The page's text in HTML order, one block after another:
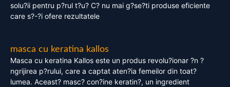
solu?ii pentru p?rul t?u? C? nu mai g?se?ti produse eficiente
care s?-?i ofere rezultatele
masca cu keratina kallos
Masca cu keratina Kallos este un produs revolu?ionar ?n ?
ngrijirea p?rului, care a captat aten?ia femeilor din toat?
lumea. Aceast? masc? con?ine keratin?, un ingredient